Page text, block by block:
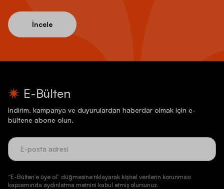
İncele
E-Bülten
İndirim, kampanya ve duyurulardan haberdar olmak için e-
bültene abone olun.
“E-Bülten’e üye ol” düğmesine tıklayarak kişisel verilerin korunması
kapsamında aydınlatma metnini kabul etmiş olursunuz.